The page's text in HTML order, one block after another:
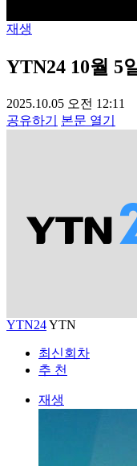
재생
YTN24 10월 5
2025.10.05 오전 12:11
공유하기
본문 열기
YTN24YTN
최신회차
추 천
재생